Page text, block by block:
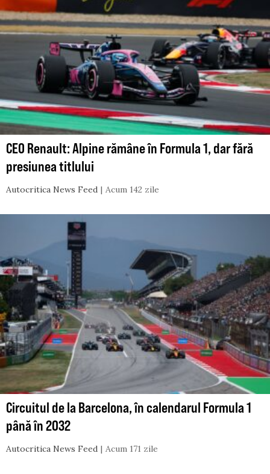
CEO Renault: Alpine rămâne în Formula 1, dar fără
presiunea titlului
Autocritica News Feed Acum 142 zile
Circuitul de la Barcelona, în calendarul Formula 1
până în 2032
Autocritica News Feed Acum 171 zile